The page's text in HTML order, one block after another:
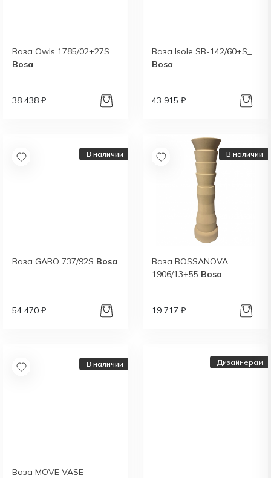
Ваза Owls 1785/02+27S
Bosa
38 438 ₽
Ваза Isole SB-142/60+S_
Bosa
43 915 ₽
В наличии
Ваза GABO 737/92S Bosa
54 470 ₽
В наличии
Ваза BOSSANOVA
1906/13+55 Bosa
19 717 ₽
В наличии
Ваза MOVE VASE
Дизайнерам